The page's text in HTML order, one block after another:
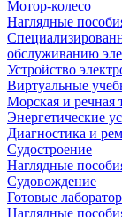
Мотор-колесо
Наглядные
обслуживанию
Устройство
Виртуальные
Морская и речная
Энергетические
Диагностика и
Судостроение
Наглядные
Судовождение
Готовые
Наглядные